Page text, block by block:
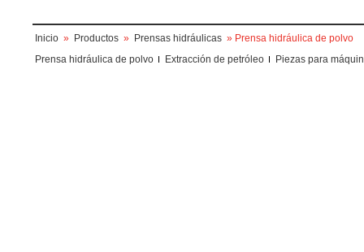
Inicio » Productos » Prensas hidráulicas » Prensa hidráulica de polvo
Prensa hidráulica de polvo
Extracción de petróleo Piezas para